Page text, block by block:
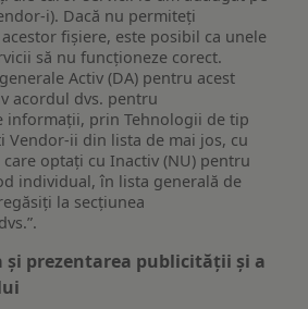
i). Dacă nu permiteți
fișiere, este posibil ca unele
să nu funcționeze corect.
Activ (DA) pentru acest
acordul dvs. pentru
informații, prin Tehnologii de tip
Vendor-ii din lista de mai jos, cu
optați cu Inactiv (NU) pentru
individual, în lista generală de
la secțiunea
și prezentarea publicității și a